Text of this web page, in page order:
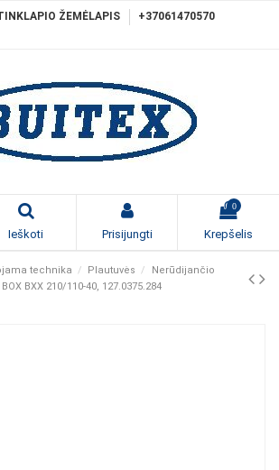
ŽEMĖLAPIS
+37061470570
Ieškoti Prisijungti
0
Krepšelis
technika Plautuvės
Nerūdijančio
BXX 210/110-40, 127.0375.284